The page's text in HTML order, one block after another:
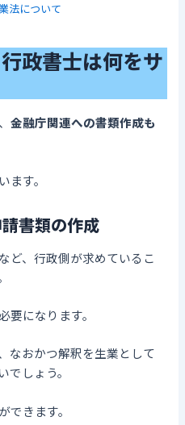
法について
政書士は何をサ
金融庁関連への書類作成も
す。
書類の作成
ど、行政側が求めているこ
要になります。
なおかつ解釈を生業として
しょう。
できます。